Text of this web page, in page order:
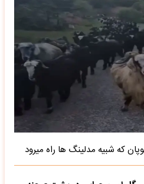
که شبیه مدلینگ ها راه میرود